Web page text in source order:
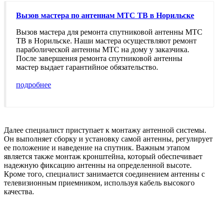
Вызов мастера по антеннам МТС ТВ в Норильске
Вызов мастера для ремонта спутниковой антенны МТС
ТВ в Норильске. Наши мастера осуществляют ремонт
параболической антенны МТС на дому у заказчика.
После завершения ремонта спутниковой антенны
мастер выдает гарантийное обязательство.
подробнее
Далее специалист приступает к монтажу антенной системы.
Он выполняет сборку и установку самой антенны, регулирует
ее положение и наведение на спутник. Важным этапом
является также монтаж кронштейна, который обеспечивает
надежную фиксацию антенны на определенной высоте.
Кроме того, специалист занимается соединением антенны с
телевизионным приемником, используя кабель высокого
качества.